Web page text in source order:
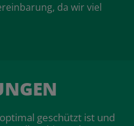
da wir viel
geschützt ist und